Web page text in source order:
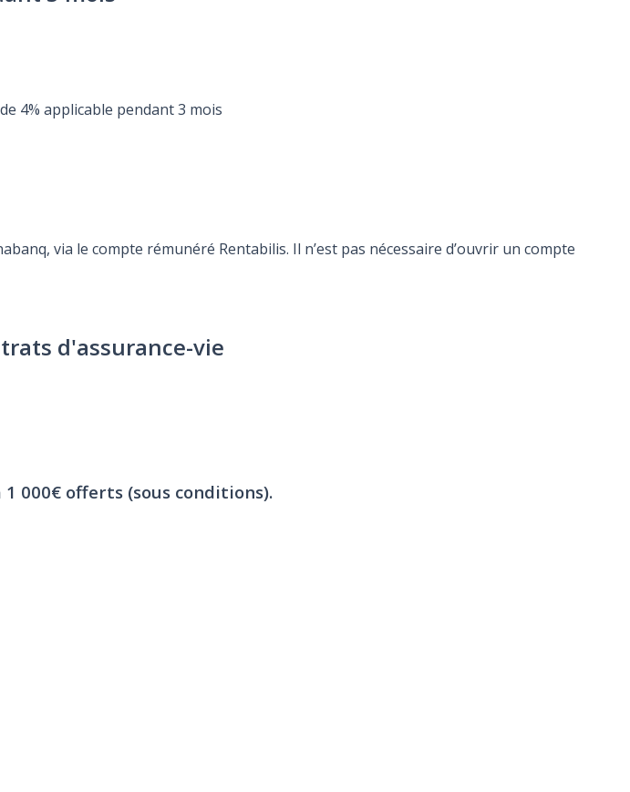
4% applicable pendant 3 mois
via le compte rémunéré Rentabilis. Il n’est pas nécessaire d’ouvrir un compte
d'assurance-vie
1 000€ offerts (sous conditions).